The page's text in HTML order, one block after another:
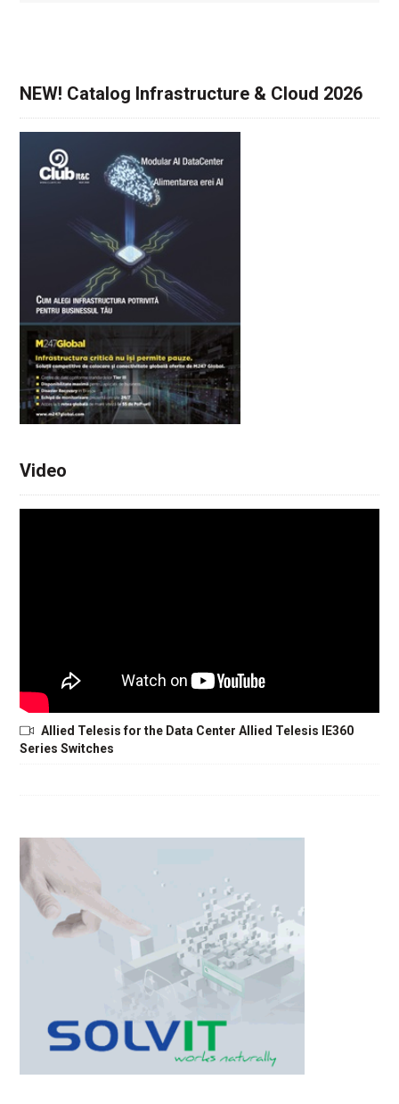
NEW! Catalog Infrastructure & Cloud 2026
Video
Allied Telesis for the Data Center Allied Telesis IE360
Series Switches